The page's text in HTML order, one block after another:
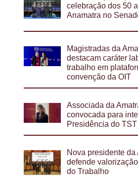
celebração dos 50
Anamatra no
Magistradas da
destacam caráter
trabalho em
convenção da OIT
Associada da
convocada para
Presidência do TST
Nova presidente da
defende
do Trabalho